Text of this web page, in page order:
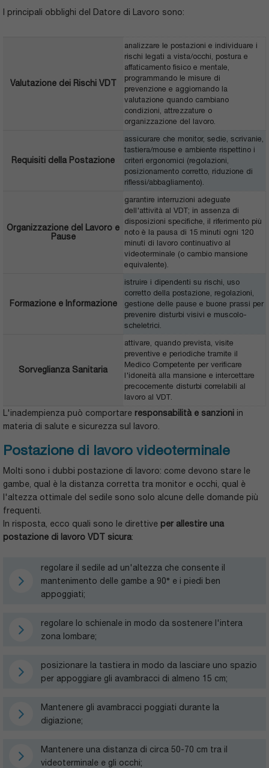
I principali obblighi del Datore di Lavoro sono:
Valutazione dei Rischi VDT
analizzare le postazioni e individuare i
rischi legati a vista/occhi, postura e
affaticamento fisico e mentale,
programmando le misure di
prevenzione e aggiornando la
valutazione quando cambiano
condizioni, attrezzature o
organizzazione del lavoro.
Requisiti della Postazione
assicurare che monitor, sedie, scrivanie,
tastiera/mouse e ambiente rispettino i
criteri ergonomici (regolazioni,
posizionamento corretto, riduzione di
riflessi/abbagliamento).
Organizzazione del Lavoro e
Pause
garantire interruzioni adeguate
dell'attività al VDT; in assenza di
disposizioni specifiche, il riferimento più
noto è la pausa di 15 minuti ogni 120
minuti di lavoro continuativo al
videoterminale (o cambio mansione
equivalente).
Formazione e Informazione
istruire i dipendenti su rischi, uso
corretto della postazione, regolazioni,
gestione delle pause e buone prassi per
prevenire disturbi visivi e muscolo-
scheletrici.
Sorveglianza Sanitaria
attivare, quando prevista, visite
preventive e periodiche tramite il
Medico Competente per verificare
l'idoneità alla mansione e intercettare
precocemente disturbi correlabili al
lavoro al VDT.
L'inadempienza può comportare responsabilità e sanzioni in
materia di salute e sicurezza sul lavoro.
Postazione di lavoro videoterminale
Molti sono i dubbi postazione di lavoro: come devono stare le
gambe, qual è la distanza corretta tra monitor e occhi, qual è
l'altezza ottimale del sedile sono solo alcune delle domande più
frequenti.
In risposta, ecco quali sono le direttive per allestire una
postazione di lavoro VDT sicura:
regolare il sedile ad un'altezza che consente il
mantenimento delle gambe a 90° e i piedi ben
appoggiati;
regolare lo schienale in modo da sostenere l'intera
zona lombare;
posizionare la tastiera in modo da lasciare uno spazio
per appoggiare gli avambracci di almeno 15 cm;
Mantenere gli avambracci poggiati durante la
digiazione;
Mantenere una distanza di circa 50-70 cm tra il
videoterminale e gli occhi;